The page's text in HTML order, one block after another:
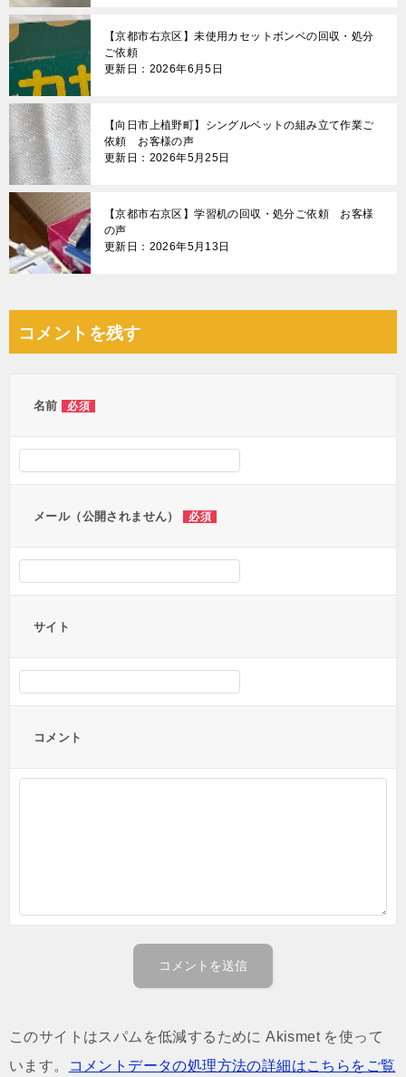
【京都市右京区】未使用カセットボンベの回収・処分
ご依頼
更新日：2026年6月5日
【向日市上植野町】シングルベットの組み立て作業ご
依頼 お客様の声
更新日：2026年5月25日
【京都市右京区】学習机の回収・処分ご依頼 お客様
の声
更新日：2026年5月13日
コメントを残す
名前 必須
メール（公開されません） 必須
サイト
コメント
このサイトはスパムを低減するために Akismet を使って
います。
コメントデータの処理方法の詳細はこちらをご覧